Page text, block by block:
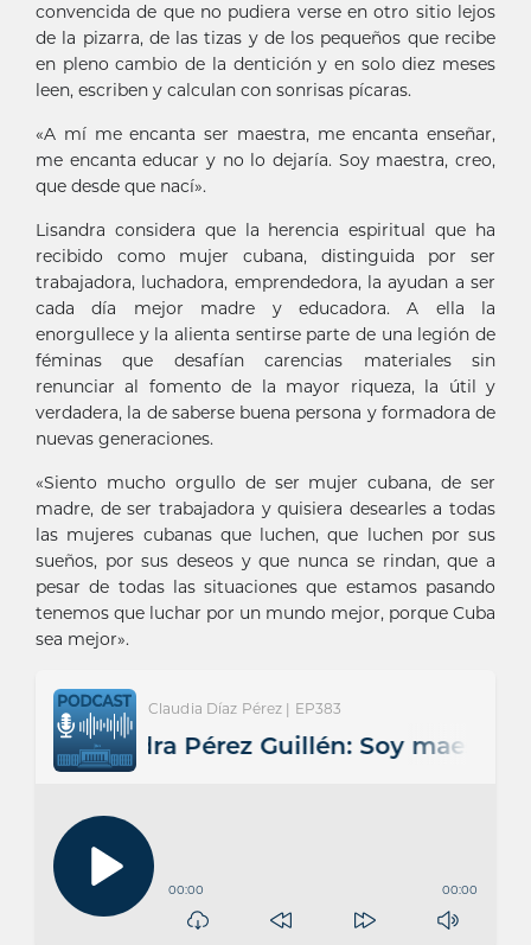
convencida de que no pudiera verse en otro sitio lejos
de la pizarra, de las tizas y de los pequeños que recibe
en pleno cambio de la dentición y en solo diez meses
leen, escriben y calculan con sonrisas pícaras.
«A mí me encanta ser maestra, me encanta enseñar,
me encanta educar y no lo dejaría. Soy maestra, creo,
que desde que nací».
Lisandra considera que la herencia espiritual que ha
recibido como mujer cubana, distinguida por ser
trabajadora, luchadora, emprendedora, la ayudan a ser
cada día mejor madre y educadora. A ella la
enorgullece y la alienta sentirse parte de una legión de
féminas que desafían carencias materiales sin
renunciar al fomento de la mayor riqueza, la útil y
verdadera, la de saberse buena persona y formadora de
nuevas generaciones.
«Siento mucho orgullo de ser mujer cubana, de ser
madre, de ser trabajadora y quisiera desearles a todas
las mujeres cubanas que luchen, que luchen por sus
sueños, por sus deseos y que nunca se rindan, que a
pesar de todas las situaciones que estamos pasando
tenemos que luchar por un mundo mejor, porque Cuba
sea mejor».
Claudia Díaz Pérez | EP383
Lisandra Pérez Guillén: Soy maestra,
00:00 00:00